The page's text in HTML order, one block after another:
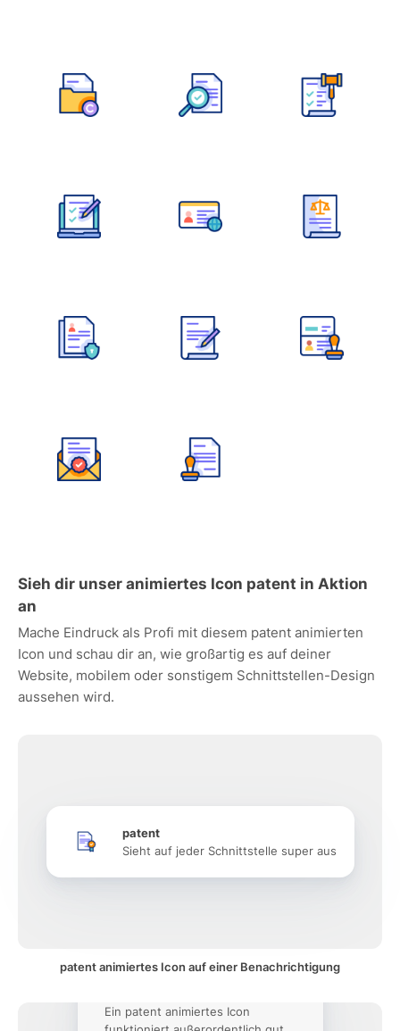
Sieh dir unser animiertes Icon patent in Aktion
an
Mache Eindruck als Profi mit diesem patent animierten
Icon und schau dir an, wie großartig es auf deiner
Website, mobilem oder sonstigem Schnittstellen-Design
aussehen wird.
patent
Sieht auf jeder Schnittstelle super aus
patent animiertes Icon auf einer Benachrichtigung
Ein patent animiertes Icon